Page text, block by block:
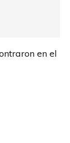
en el